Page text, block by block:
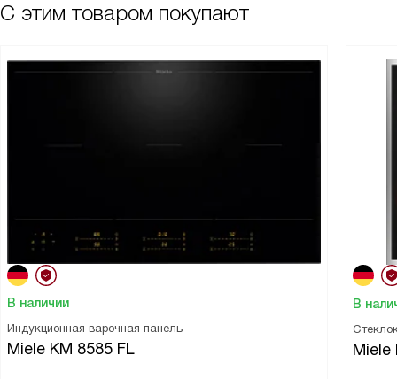
С этим товаром покупают
В наличии
Индукционная варочная панель
Miele KM 8585 FL
В
Miele